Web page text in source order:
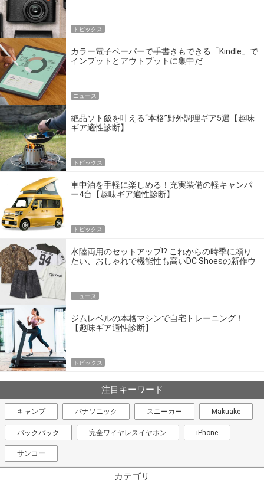
トピックス
カラー電子ペーパーで手書きもできる「Kindle」で
インプットとアウトプットに集中だ
ニュース
絶品ソト飯を叶える“本格”野外調理ギア5選【趣味
ギア適性診断】
トピックス
車中泊を手軽に楽しめる！充実装備の軽キャンパ
ー4台【趣味ギア適性診断】
トピックス
水陸両用のセットアップ!? これからの時季に頼り
たい、おしゃれで機能性も高いDC Shoesの新作ウ
ニュース
ジムレベルの本格マシンで自宅トレーニング！
【趣味ギア適性診断】
トピックス
注目キーワード
キャンプ パナソニック スニーカー Makuake
バックパック 完全ワイヤレスイヤホン iPhone
サンコー
カテゴリ